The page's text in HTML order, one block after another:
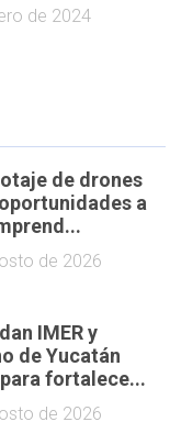
de 2024
de drones
a
de 2026
IMER y
de Yucatán
fortalece...
de 2026